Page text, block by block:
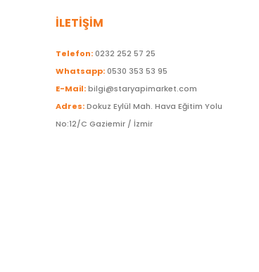
İLETİŞİM
Telefon:0232 252 57 25
Whatsapp:0530 353 53 95
E-Mail:bilgi@staryapimarket.com
Adres:Dokuz Eylül Mah. Hava Eğitim Yolu
No:12/C Gaziemir / İzmir